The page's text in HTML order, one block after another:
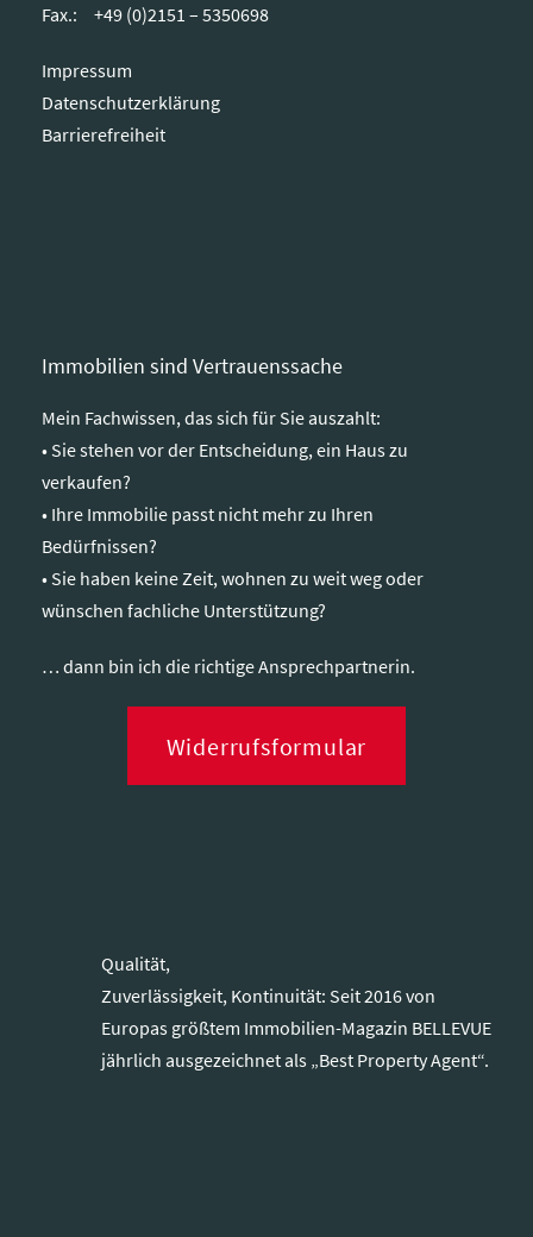
Fax.:
+49 (0)2151 – 5350698
Impressum
Datenschutzerklärung
Barrierefreiheit
Immobilien sind Vertrauenssache
Mein Fachwissen, das sich für Sie auszahlt:
• Sie stehen vor der Entscheidung, ein Haus zu
verkaufen?
• Ihre Immobilie passt nicht mehr zu Ihren
Bedürfnissen?
• Sie haben keine Zeit, wohnen zu weit weg oder
wünschen fachliche Unterstützung?
… dann bin ich die richtige Ansprechpartnerin.
Widerrufsformular
Qualität,
Zuverlässigkeit, Kontinuität: Seit 2016 von
Europas größtem Immobilien-Magazin BELLEVUE
jährlich ausgezeichnet als „Best Property Agent“.